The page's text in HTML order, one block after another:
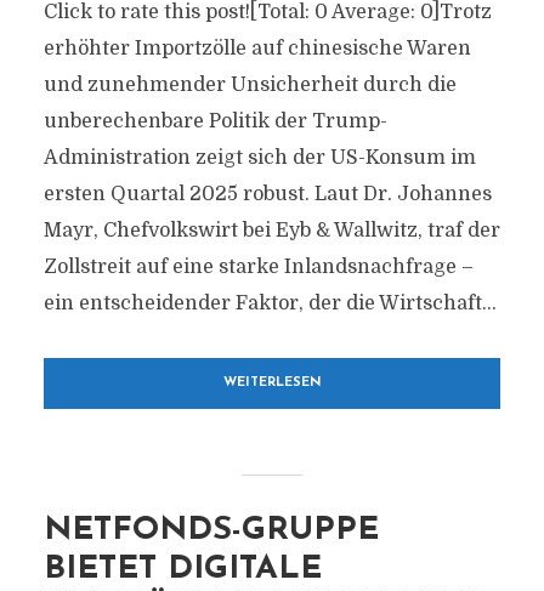
Click to rate this post![Total: 0 Average: 0]Trotz
erhöhter Importzölle auf chinesische Waren
und zunehmender Unsicherheit durch die
unberechenbare Politik der Trump-
Administration zeigt sich der US-Konsum im
ersten Quartal 2025 robust. Laut Dr. Johannes
Mayr, Chefvolkswirt bei Eyb & Wallwitz, traf der
Zollstreit auf eine starke Inlandsnachfrage –
ein entscheidender Faktor, der die Wirtschaft...
WEITERLESEN
NETFONDS-GRUPPE
BIETET DIGITALE